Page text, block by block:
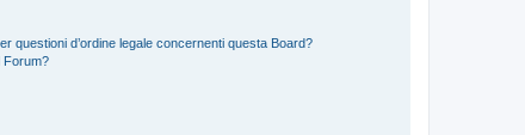
questioni d’ordine legale concernenti questa Board?
Forum?